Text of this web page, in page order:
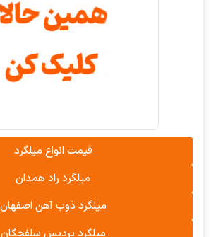
قیمت انواع میلگرد
میلگرد راد همدان
میلگرد ذوب آهن اصفهان
میلگرد پردیس سلفچگان